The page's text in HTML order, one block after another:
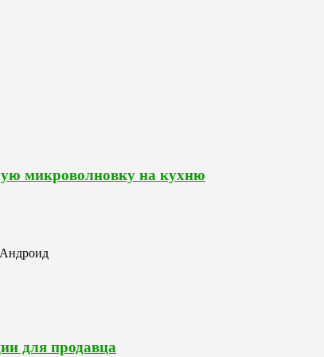
микроволновку на кухню
Андроид
для продавца